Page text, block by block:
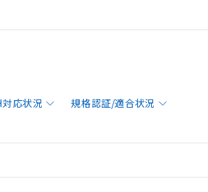
応状況 規格認証/適合状況